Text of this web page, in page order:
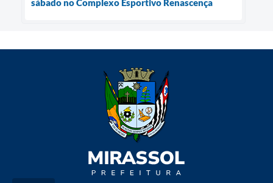
sábado no Complexo Esportivo Renascença